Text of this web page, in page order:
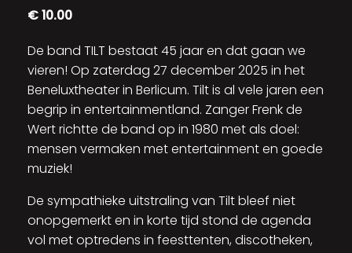
€ 10.00
De band TILT bestaat 45 jaar en dat gaan we
vieren! Op zaterdag 27 december 2025 in het
Beneluxtheater in Berlicum. Tilt is al vele jaren een
begrip in entertainmentland. Zanger Frenk de
Wert richtte de band op in 1980 met als doel:
mensen vermaken met entertainment en goede
muziek!
De sympathieke uitstraling van Tilt bleef niet
onopgemerkt en in korte tijd stond de agenda
vol met optredens in feesttenten, discotheken,